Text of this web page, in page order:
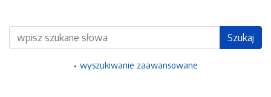
Wyszukiwarka Szukaj
wyszukiwanie zaawansowane